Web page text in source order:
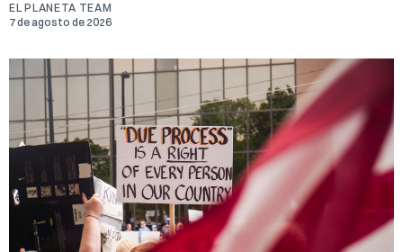
EL PLANETA TEAM
7 de agosto de 2026